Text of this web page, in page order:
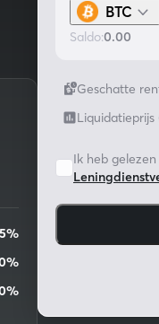
BTC
Saldo:0.00
Geschatte
Liquidatieprijs
Ik heb